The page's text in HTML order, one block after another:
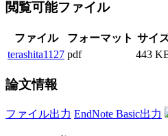
閲覧可能ファイル
ファイル フォーマット サイ
terashita1127 pdf 443
論文情報
ファイル出力 EndNote Basic出力